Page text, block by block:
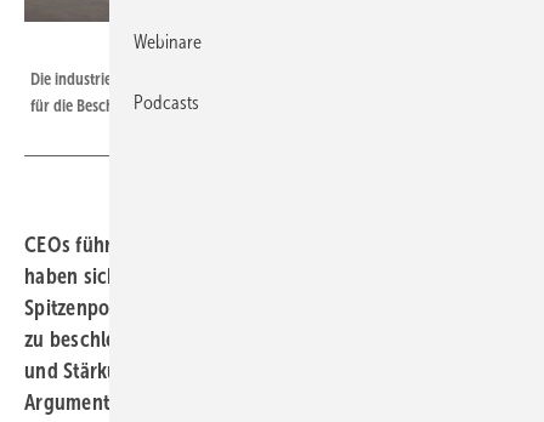
Die industrielle Wettbewerbsfähigkeit Europas wird als einer der Gründe
für die Beschleunigung der Wasserstoffmobilität benannt.
CEOs führender Energie- und Automobilunternehmen
haben sich zusammengeschlossen und fordern die EU-
Spitzenpolitik auf, den Aufbau der Wasserstoffmobilität
zu beschleunigen. Die Ergänzung zur Elektromobilität
und Stärkung der Autoindustrie sind zentrale
Argumente.
Webinare
Podcasts